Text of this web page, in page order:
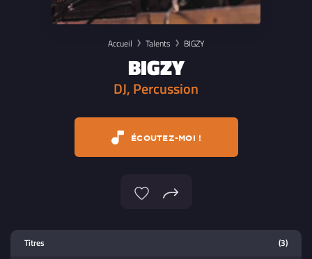
Accueil Talents BIGZY
BIGZY
DJ, Percussion
ÉCOUTEZ-MOI !
Titres (3)